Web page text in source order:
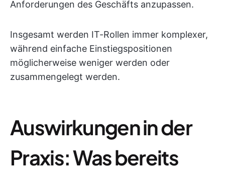
Anforderungen des Geschäfts anzupassen.
Insgesamt werden IT-Rollen immer komplexer,
während einfache Einstiegspositionen
möglicherweise weniger werden oder
zusammengelegt werden.
Auswirkungen in der
Praxis: Was bereits